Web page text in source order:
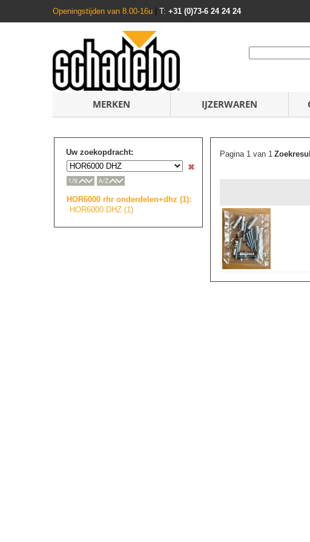
Openingstijden van 8.00-16u T: +31 (0)73-6 24 24 24
MERKEN IJZERWAREN
Uw zoekopdracht:
HOR6000 rhr onderdelen+dhz (1):
HOR6000 DHZ (1)
Pagina 1 van 1